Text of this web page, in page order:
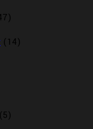
(14)
(5)